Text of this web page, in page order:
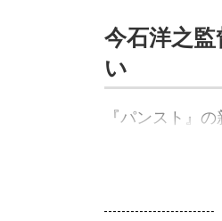
今石洋之
い
『パンスト』